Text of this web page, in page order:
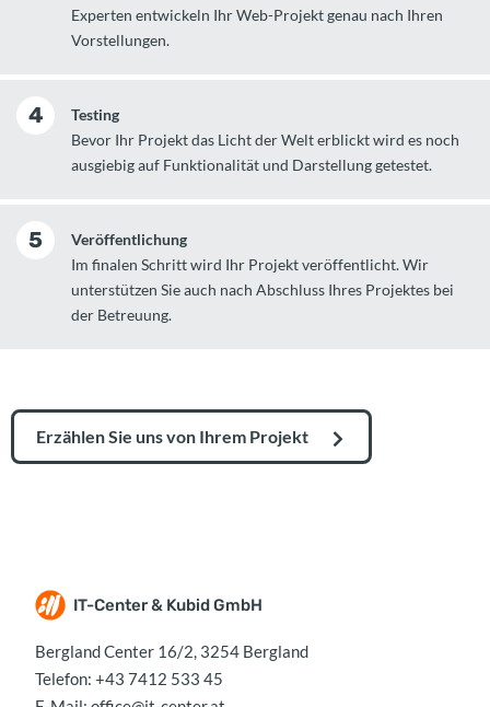
Experten entwickeln Ihr Web-Projekt genau nach Ihren
Vorstellungen.
4
Testing
Bevor Ihr Projekt das Licht der Welt erblickt wird es noch
ausgiebig auf Funktionalität und Darstellung getestet.
5
Veröffentlichung
Im finalen Schritt wird Ihr Projekt veröffentlicht. Wir
unterstützen Sie auch nach Abschluss Ihres Projektes bei
der Betreuung.
Erzählen Sie uns von Ihrem Projekt
IT-Center & Kubid GmbH
Bergland Center 16/2, 3254 Bergland
Telefon:+43 7412 533 45